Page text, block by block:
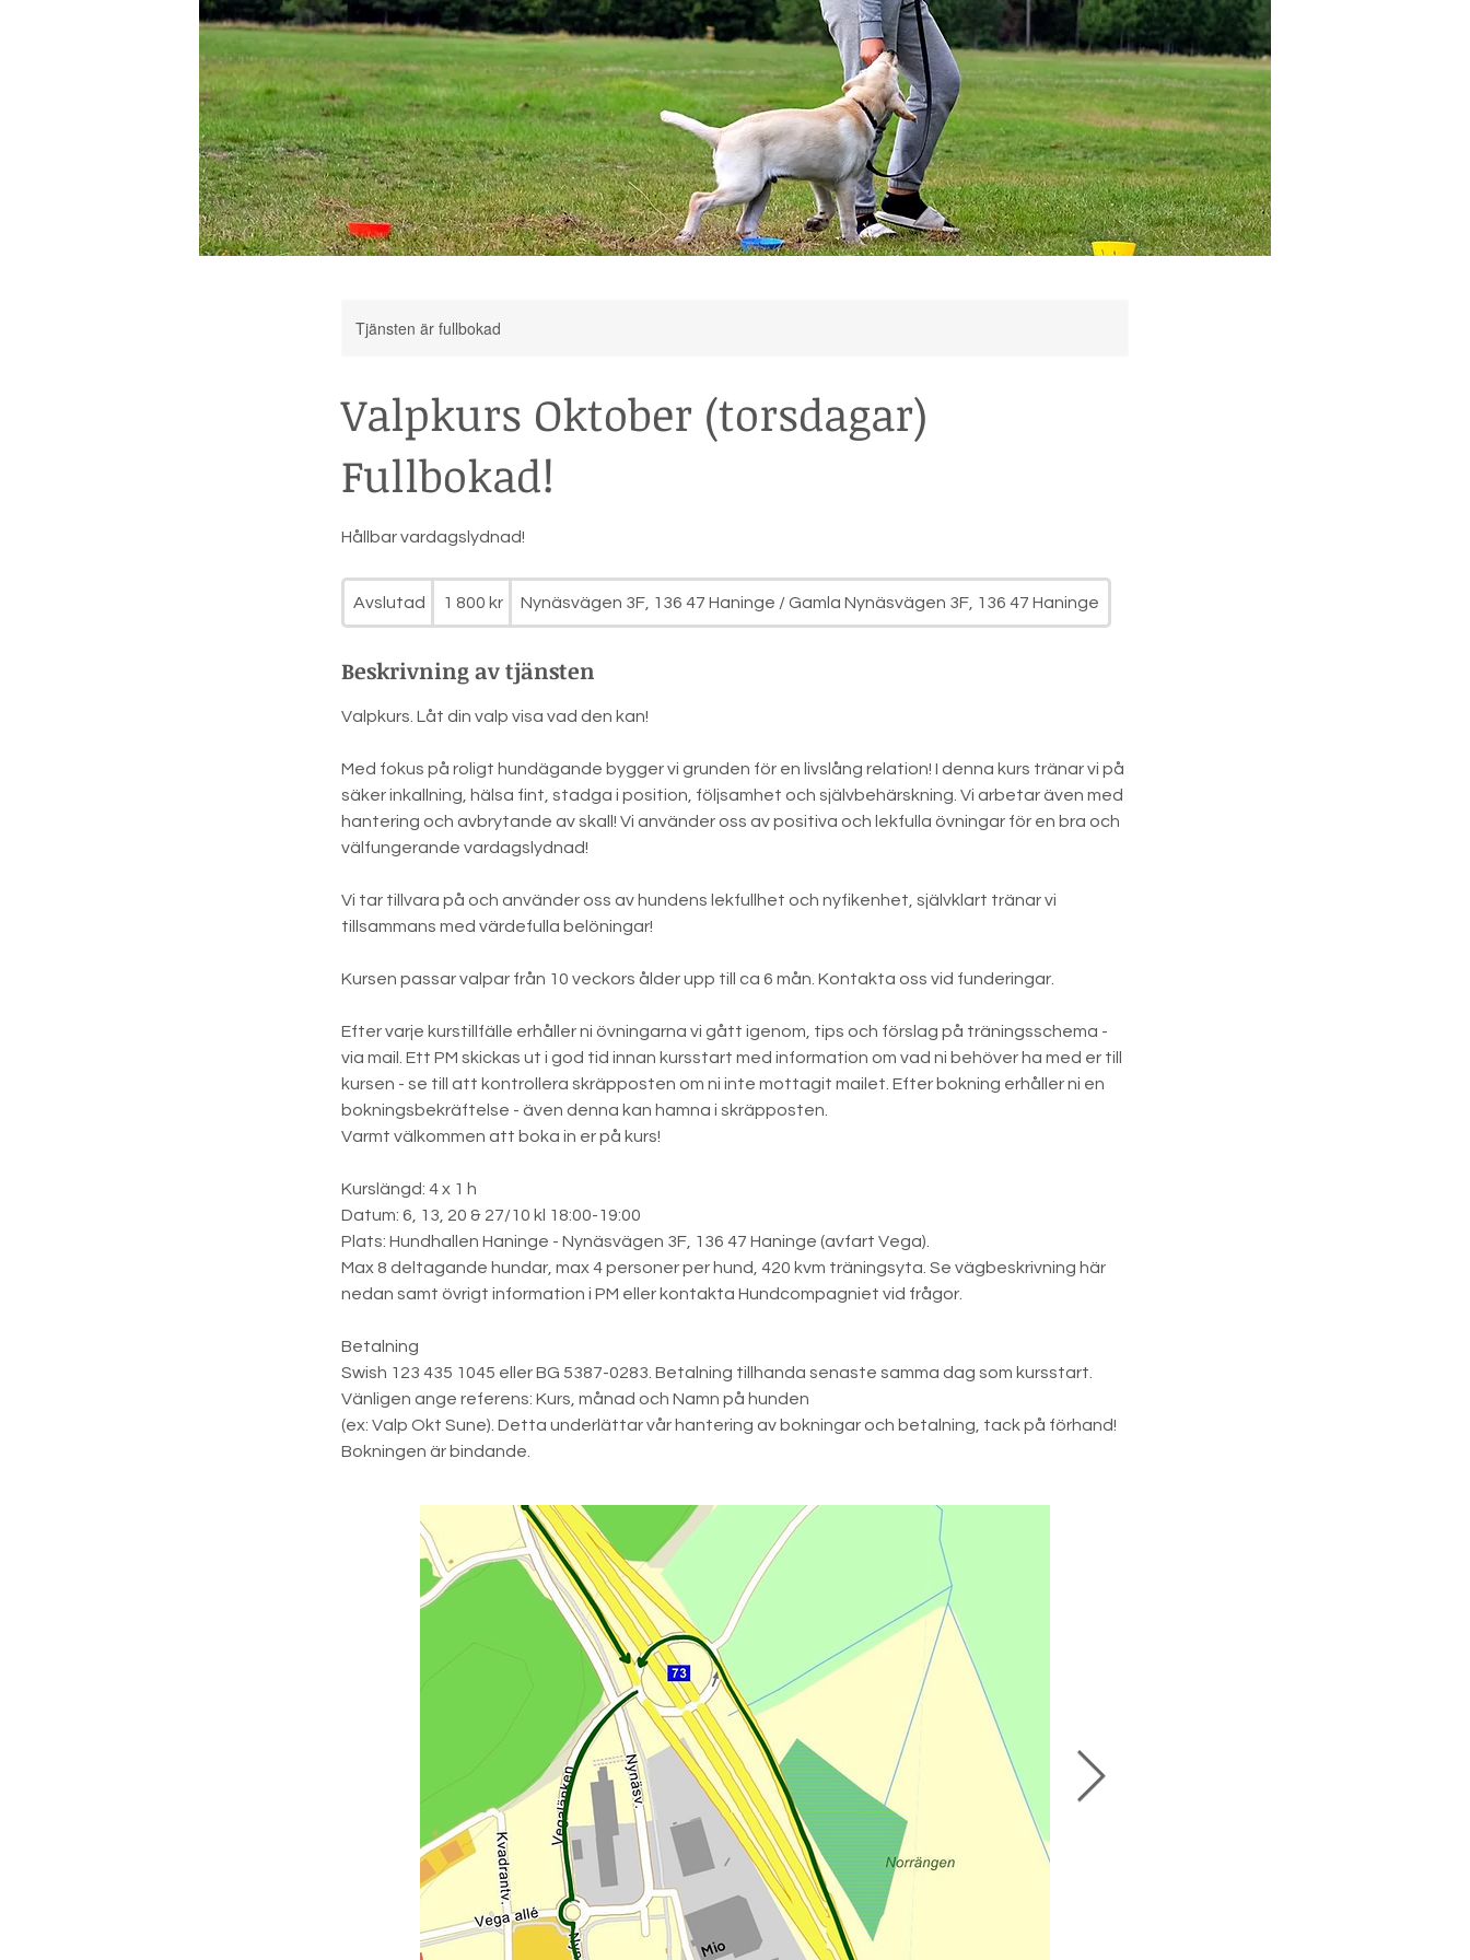
Tjänsten är fullbokad
Valpkurs Oktober (torsdagar)
Fullbokad!
Hållbar vardagslydnad!
Avslutad
v
l
u
d
svenska
kronor
1 800 kr Nynäsvägen 3F, 136 47 Haninge / Gamla Nynäsvägen 3F, 136 47 Haninge
Beskrivning av tjänsten
Valpkurs. Låt din valp visa vad den kan!
Med fokus på roligt hundägande bygger vi grunden för en livslång relation! I denna kurs tränar vi på
säker inkallning, hälsa fint, stadga i position, följsamhet och självbehärskning. Vi arbetar även med
hantering och avbrytande av skall! Vi använder oss av positiva och lekfulla övningar för en bra och
välfungerande vardagslydnad!
Vi tar tillvara på och använder oss av hundens lekfullhet och nyfikenhet, självklart tränar vi
tillsammans med värdefulla belöningar!
Kursen passar valpar från 10 veckors ålder upp till ca 6 mån. Kontakta oss vid funderingar.
Efter varje kurstillfälle erhåller ni övningarna vi gått igenom, tips och förslag på träningsschema -
via mail. Ett PM skickas ut i god tid innan kursstart med information om vad ni behöver ha med er till
kursen - se till att kontrollera skräpposten om ni inte mottagit mailet. Efter bokning erhåller ni en
bokningsbekräftelse - även denna kan hamna i skräpposten.
Varmt välkommen att boka in er på kurs!
Kurslängd: 4 x 1 h
Datum: 6, 13, 20 & 27/10 kl 18:00-19:00
Plats: Hundhallen Haninge - Nynäsvägen 3F, 136 47 Haninge (avfart Vega).
Max 8 deltagande hundar, max 4 personer per hund, 420 kvm träningsyta. Se vägbeskrivning här
nedan samt övrigt information i PM eller kontakta Hundcompagniet vid frågor.
Betalning
Swish 123 435 1045 eller BG 5387-0283. Betalning tillhanda senaste samma dag som kursstart.
Vänligen ange referens: Kurs, månad och Namn på hunden
(ex: Valp Okt Sune). Detta underlättar vår hantering av bokningar och betalning, tack på förhand!
Bokningen är bindande.